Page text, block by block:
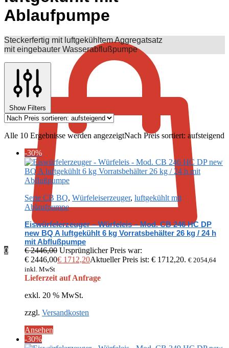
€0,00
0
Ablaufpumpe
Steckerfertig mit luftgekühltem Aggregatsatz
mit eingebauter Wasserabflußpumpe
Show Filters
Alle 10 Ergebnisse werden angezeigtNach Preis sortiert: aufsteigend
-30%
Serie CB BQ, Würfeleiserzeuger, luftgekühlt mit
Ablaufpumpe
Eiswürfelerzeuger – Würfeleis – Mod. CB 246 HC DP
new BQ A luftgekühlt 6 kg Vorratsbehälter 26 kg / 24 h
mit Abflußpumpe
€2446,00 Ursprünglicher Preis war:
€ 2446,00€ 1712,20Aktueller Preis ist: € 1712,20. € 2054,64
inkl. MwSt
Lieferzeit auf Anfrage
exkl. 20 % MwSt.
zzgl. Versandkosten
Ansehen
-30%